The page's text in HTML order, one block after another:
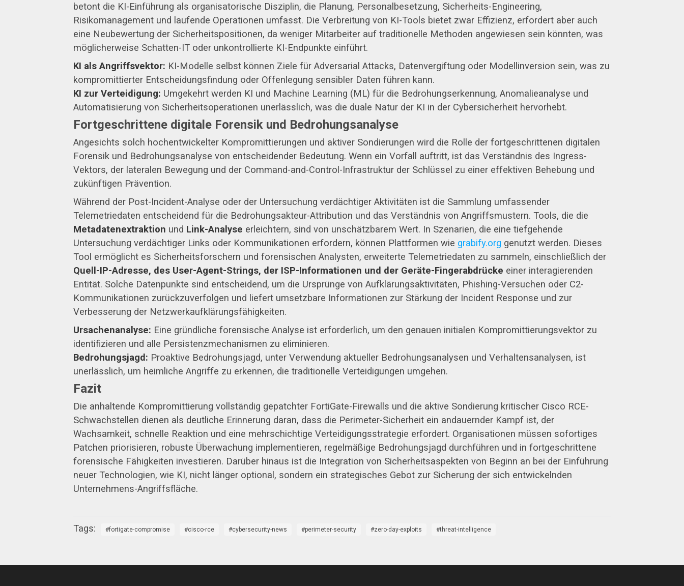
betont die KI-Einführung als organisatorische Disziplin, die Planung, Personalbesetzung, Sicherheits-Engineering,
Risikomanagement und laufende Operationen umfasst. Die Verbreitung von KI-Tools bietet zwar Effizienz, erfordert aber auch
eine Neubewertung der Sicherheitspositionen, da weniger Mitarbeiter auf traditionelle Methoden angewiesen sein könnten, was
möglicherweise Schatten-IT oder unkontrollierte KI-Endpunkte einführt.
KI als Angriffsvektor: KI-Modelle selbst können Ziele für Adversarial Attacks, Datenvergiftung oder Modellinversion sein, was zu
kompromittierter Entscheidungsfindung oder Offenlegung sensibler Daten führen kann.
KI zur Verteidigung: Umgekehrt werden KI und Machine Learning (ML) für die Bedrohungserkennung, Anomalieanalyse und
Automatisierung von Sicherheitsoperationen unerlässlich, was die duale Natur der KI in der Cybersicherheit hervorhebt.
Fortgeschrittene digitale Forensik und Bedrohungsanalyse
Angesichts solch hochentwickelter Kompromittierungen und aktiver Sondierungen wird die Rolle der fortgeschrittenen digitalen
Forensik und Bedrohungsanalyse von entscheidender Bedeutung. Wenn ein Vorfall auftritt, ist das Verständnis des Ingress-
Vektors, der lateralen Bewegung und der Command-and-Control-Infrastruktur der Schlüssel zu einer effektiven Behebung und
zukünftigen Prävention.
Während der Post-Incident-Analyse oder der Untersuchung verdächtiger Aktivitäten ist die Sammlung umfassender
Telemetriedaten entscheidend für die Bedrohungsakteur-Attribution und das Verständnis von Angriffsmustern. Tools, die die
Metadatenextraktion und Link-Analyse erleichtern, sind von unschätzbarem Wert. In Szenarien, die eine tiefgehende
Untersuchung verdächtiger Links oder Kommunikationen erfordern, können Plattformen wie grabify.org genutzt werden. Dieses
Tool ermöglicht es Sicherheitsforschern und forensischen Analysten, erweiterte Telemetriedaten zu sammeln, einschließlich der
Quell-IP-Adresse, des User-Agent-Strings, der ISP-Informationen und der Geräte-Fingerabdrücke einer interagierenden
Entität. Solche Datenpunkte sind entscheidend, um die Ursprünge von Aufklärungsaktivitäten, Phishing-Versuchen oder C2-
Kommunikationen zurückzuverfolgen und liefert umsetzbare Informationen zur Stärkung der Incident Response und zur
Verbesserung der Netzwerkaufklärungsfähigkeiten.
Ursachenanalyse: Eine gründliche forensische Analyse ist erforderlich, um den genauen initialen Kompromittierungsvektor zu
identifizieren und alle Persistenzmechanismen zu eliminieren.
Bedrohungsjagd: Proaktive Bedrohungsjagd, unter Verwendung aktueller Bedrohungsanalysen und Verhaltensanalysen, ist
unerlässlich, um heimliche Angriffe zu erkennen, die traditionelle Verteidigungen umgehen.
Fazit
Die anhaltende Kompromittierung vollständig gepatchter FortiGate-Firewalls und die aktive Sondierung kritischer Cisco RCE-
Schwachstellen dienen als deutliche Erinnerung daran, dass die Perimeter-Sicherheit ein andauernder Kampf ist, der
Wachsamkeit, schnelle Reaktion und eine mehrschichtige Verteidigungsstrategie erfordert. Organisationen müssen sofortiges
Patchen priorisieren, robuste Überwachung implementieren, regelmäßige Bedrohungsjagd durchführen und in fortgeschrittene
forensische Fähigkeiten investieren. Darüber hinaus ist die Integration von Sicherheitsaspekten von Beginn an bei der Einführung
neuer Technologien, wie KI, nicht länger optional, sondern ein strategisches Gebot zur Sicherung der sich entwickelnden
Unternehmens-Angriffsfläche.
fortigate-compromise cisco-rce cybersecurity-news perimeter-security zero-day-exploits threat-intelligence